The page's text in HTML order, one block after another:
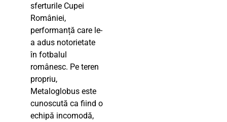
sferturile Cupei
României,
performanță care le-
a adus notorietate
în fotbalul
românesc. Pe teren
propriu,
Metaloglobus este
cunoscută ca fiind o
echipă incomodă,